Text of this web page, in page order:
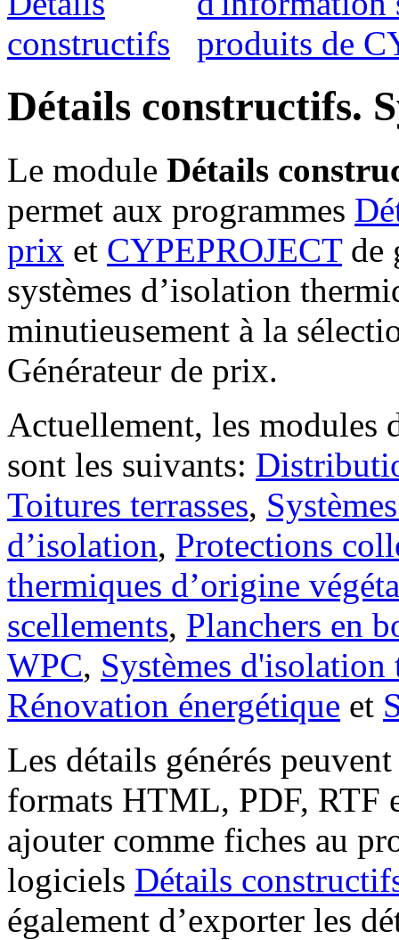
Détails constructifs.
Le module Détails
permet aux programmes
prix et CYPEPROJECTde
systèmes d’isolation
minutieusement à la
Générateur de prix.
Actuellement, les modules
sont les suivants:
Toitures terrasses,
d’isolation, Protections
thermiques d’origine
scellements, Planchers en
WPC, Systèmes
Rénovation énergétique et
Les détails générés
formats HTML, PDF, RTF
ajouter comme fiches au
logiciels Détails
également d’exporter les